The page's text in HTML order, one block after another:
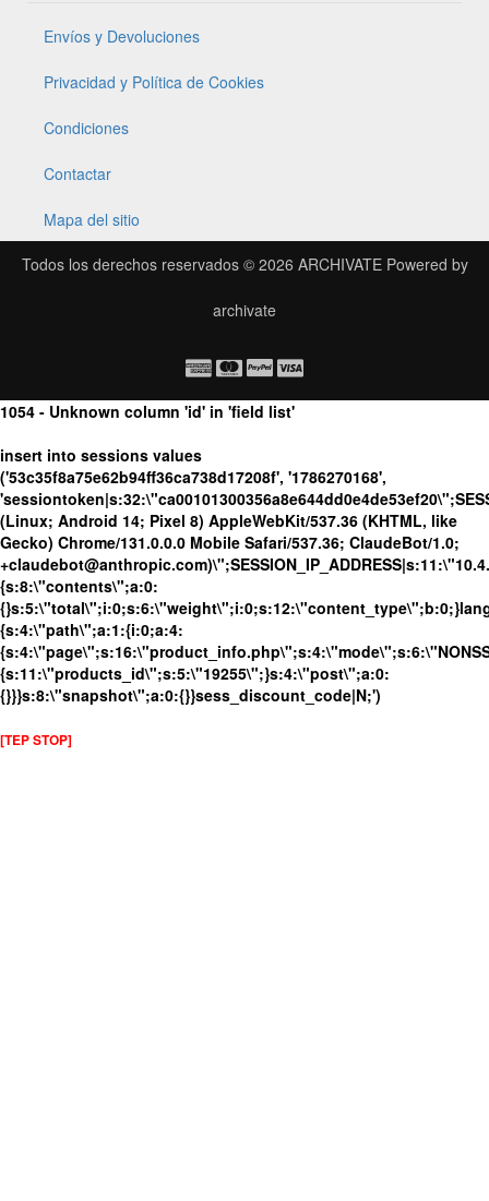
Envíos y Devoluciones
Privacidad y Política de Cookies
Condiciones
Contactar
Mapa del sitio
Todos los derechos reservados © 2026 ARCHIVATEPowered by
archivate
1054 - Unknown column 'id' in 'field list'
insert into sessions values
('53c35f8a75e62b94ff36ca738d17208f', '1786270168',
(Linux; Android 14; Pixel 8) AppleWebKit/537.36 (KHTML, like
Gecko) Chrome/131.0.0.0 Mobile Safari/537.36; ClaudeBot/1.0;
{s:8:\"contents\";a:0:
{s:4:\"path\";a:1:{i:0;a:4:
{s:11:\"products_id\";s:5:\"19255\";}s:4:\"post\";a:0:
{}}}s:8:\"snapshot\";a:0:{}}sess_discount_code|N;')
[TEP STOP]